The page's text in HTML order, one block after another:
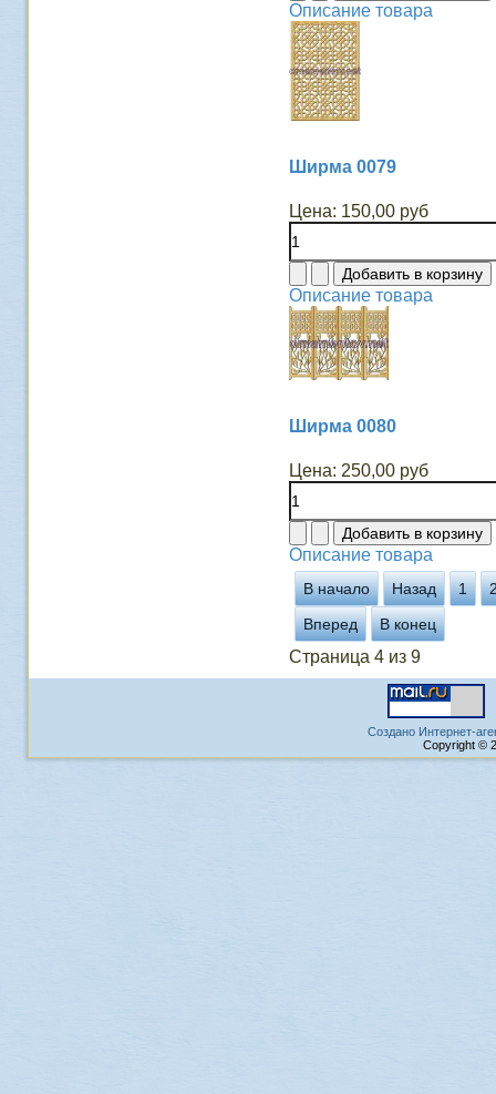
Описание товара
Ширма 0079
Цена: 150,00 руб
Описание товара
Ширма 0080
Цена: 250,00 руб
Описание товара
В начало Назад 1
Вперед
В конец
Страница 4 из 9
Создано Интернет-
Copyright ©